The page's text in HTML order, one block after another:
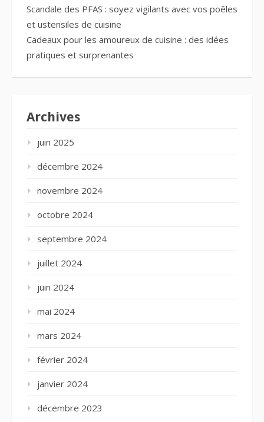
Scandale des PFAS : soyez vigilants avec vos poêles
et ustensiles de cuisine
Cadeaux pour les amoureux de cuisine : des idées
pratiques et surprenantes
Archives
juin 2025
décembre 2024
novembre 2024
octobre 2024
septembre 2024
juillet 2024
juin 2024
mai 2024
mars 2024
février 2024
janvier 2024
décembre 2023